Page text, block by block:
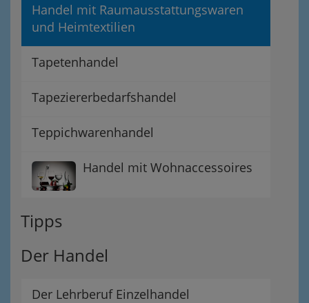
Handel mit Raumausstattungswaren
und Heimtextilien
Tapetenhandel
Tapeziererbedarfshandel
Teppichwarenhandel
Handel mit Wohnaccessoires
Tipps
Der Handel
Der Lehrberuf Einzelhandel